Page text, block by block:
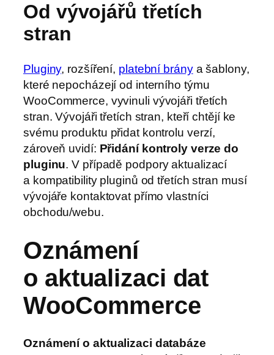
Od vývojářů třetích
stran
Pluginy, rozšíření, platební bránya šablony,
které nepocházejí od interního týmu
WooCommerce, vyvinuli vývojáři třetích
stran. Vývojáři třetích stran, kteří chtějí ke
svému produktu přidat kontrolu verzí,
zároveň uvidí: Přidání kontroly verze do
pluginu. V případě podpory aktualizací
a kompatibility pluginů od třetích stran musí
vývojáře kontaktovat přímo vlastníci
obchodu/webu.
Oznámení
o aktualizaci dat
WooCommerce
Oznámení o aktualizaci databáze